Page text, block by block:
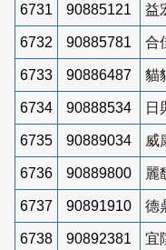
6731 90885121 益
6732 90885781 合
6733 90886487 貓
6734 90888534 日
6735 90889034 威
6736 90889800 麗
6737 90891910 德
6738 90892381 宜